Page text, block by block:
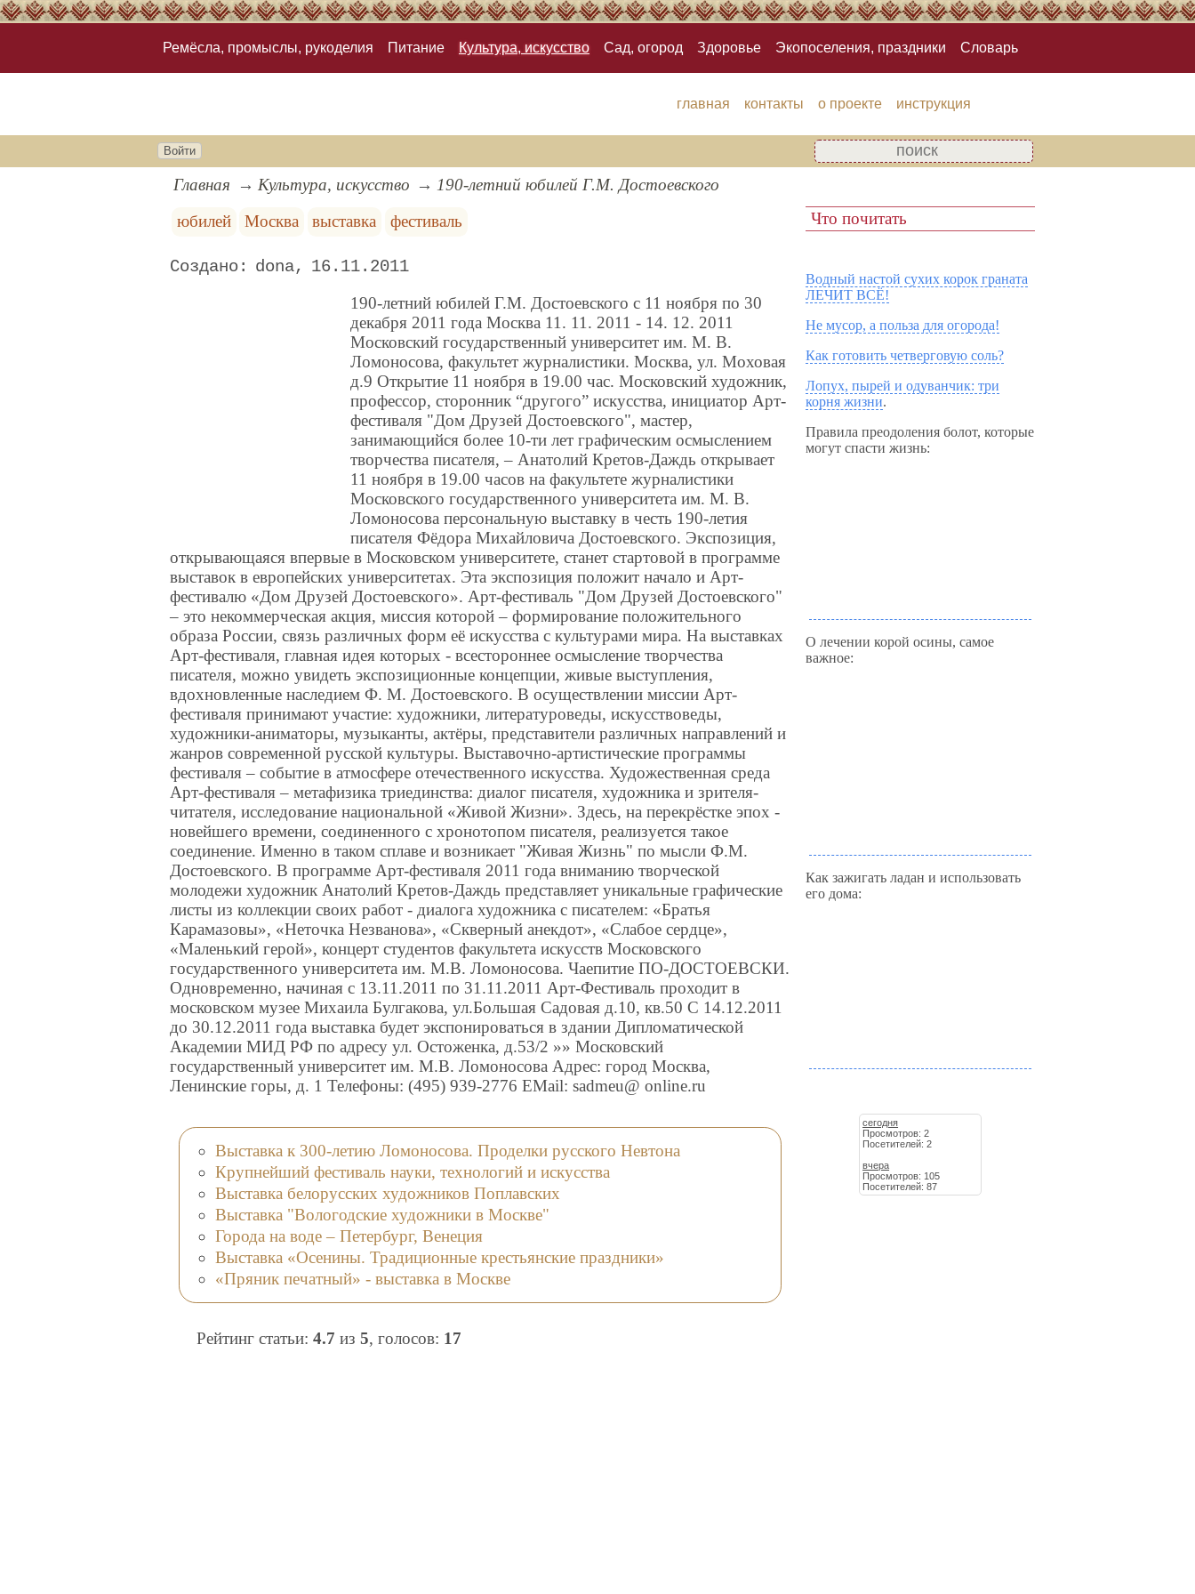
Ремёсла, промыслы, рукоделия Питание Культура, искусство Сад, огород Здоровье Экопоселения, праздники Словарь
главная контакты о проекте инструкция
Войти
Главная Культура, искусство
190-летний юбилей Г.М. Достоевского
юбилей
Москва выставка фестиваль
dona 16.11.2011
190-летний юбилей Г.М. Достоевского c 11 ноября по 30
декабря 2011 года Москва 11. 11. 2011 - 14. 12. 2011
Московский государственный университет им. М. В.
Ломоносова, факультет журналистики. Москва, ул. Моховая
д.9 Открытие 11 ноября в 19.00 час. Московский художник,
профессор, сторонник “другого” искусства, инициатор Арт-
фестиваля "Дом Друзей Достоевского", мастер,
занимающийся более 10-ти лет графическим осмыслением
творчества писателя, – Анатолий Кретов-Даждь открывает
11 ноября в 19.00 часов на факультете журналистики
Московского государственного университета им. М. В.
Ломоносова персональную выставку в честь 190-летия
писателя Фёдора Михайловича Достоевского. Экспозиция,
открывающаяся впервые в Московском университете, станет стартовой в программе
выставок в европейских университетах. Эта экспозиция положит начало и Арт-
фестивалю «Дом Друзей Достоевского». Арт-фестиваль "Дом Друзей Достоевского"
– это некоммерческая акция, миссия которой – формирование положительного
образа России, связь различных форм её искусства с культурами мира. На выставках
Арт-фестиваля, главная идея которых - всестороннее осмысление творчества
писателя, можно увидеть экспозиционные концепции, живые выступления,
вдохновленные наследием Ф. М. Достоевского. В осуществлении миссии Арт-
фестиваля принимают участие: художники, литературоведы, искусствоведы,
художники-аниматоры, музыканты, актёры, представители различных направлений и
жанров современной русской культуры. Выставочно-артистические программы
фестиваля – событие в атмосфере отечественного искусства. Художественная среда
Арт-фестиваля – метафизика триединства: диалог писателя, художника и зрителя-
читателя, исследование национальной «Живой Жизни». Здесь, на перекрёстке эпох -
новейшего времени, соединенного с хронотопом писателя, реализуется такое
соединение. Именно в таком сплаве и возникает "Живая Жизнь" по мысли Ф.М.
Достоевского. В программе Арт-фестиваля 2011 года вниманию творческой
молодежи художник Анатолий Кретов-Даждь представляет уникальные графические
листы из коллекции своих работ - диалога художника с писателем: «Братья
Карамазовы», «Неточка Незванова», «Скверный анекдот», «Слабое сердце»,
«Маленький герой», концерт студентов факультета искусств Московского
государственного университета им. М.В. Ломоносова. Чаепитие ПО-ДОСТОЕВСКИ.
Одновременно, начиная с 13.11.2011 по 31.11.2011 Арт-Фестиваль проходит в
моcковском музее Михаила Булгакова, ул.Большая Садовая д.10, кв.50 С 14.12.2011
до 30.12.2011 года выставка будет экспонироваться в здании Дипломатической
Академии МИД РФ по адресу ул. Остоженка, д.53/2 »» Московский
государственный университет им. М.В. Ломоносова Адрес: город Москва,
Ленинские горы, д. 1 Телефоны: (495) 939-2776 EMail: sadmeu@ online.ru
Выставка к 300-летию Ломоносова. Проделки русского Невтона
Крупнейший фестиваль науки, технологий и искусства
Выставка белорусских художников Поплавских
Выставка "Вологодские художники в Москве"
Города на воде – Петербург, Венеция
Выставка «Осенины. Традиционные крестьянские праздники»
«Пряник печатный» - выставка в Москве
Рейтинг статьи: 4.7 из 5, голосов: 17
Что почитать
Водный настой сухих корок граната
ЛЕЧИТ ВСЁ!
Не мусор, а польза для огорода!
Как готовить четверговую соль?
Лопух, пырей и одуванчик: три
корня жизни.
Правила преодоления болот, которые
могут спасти жизнь:
О лечении корой осины, самое
важное:
Как зажигать ладан и использовать
его дома:
сегодня
Просмотров: 2
Посетителей: 2
вчера
Просмотров: 105
Посетителей: 87